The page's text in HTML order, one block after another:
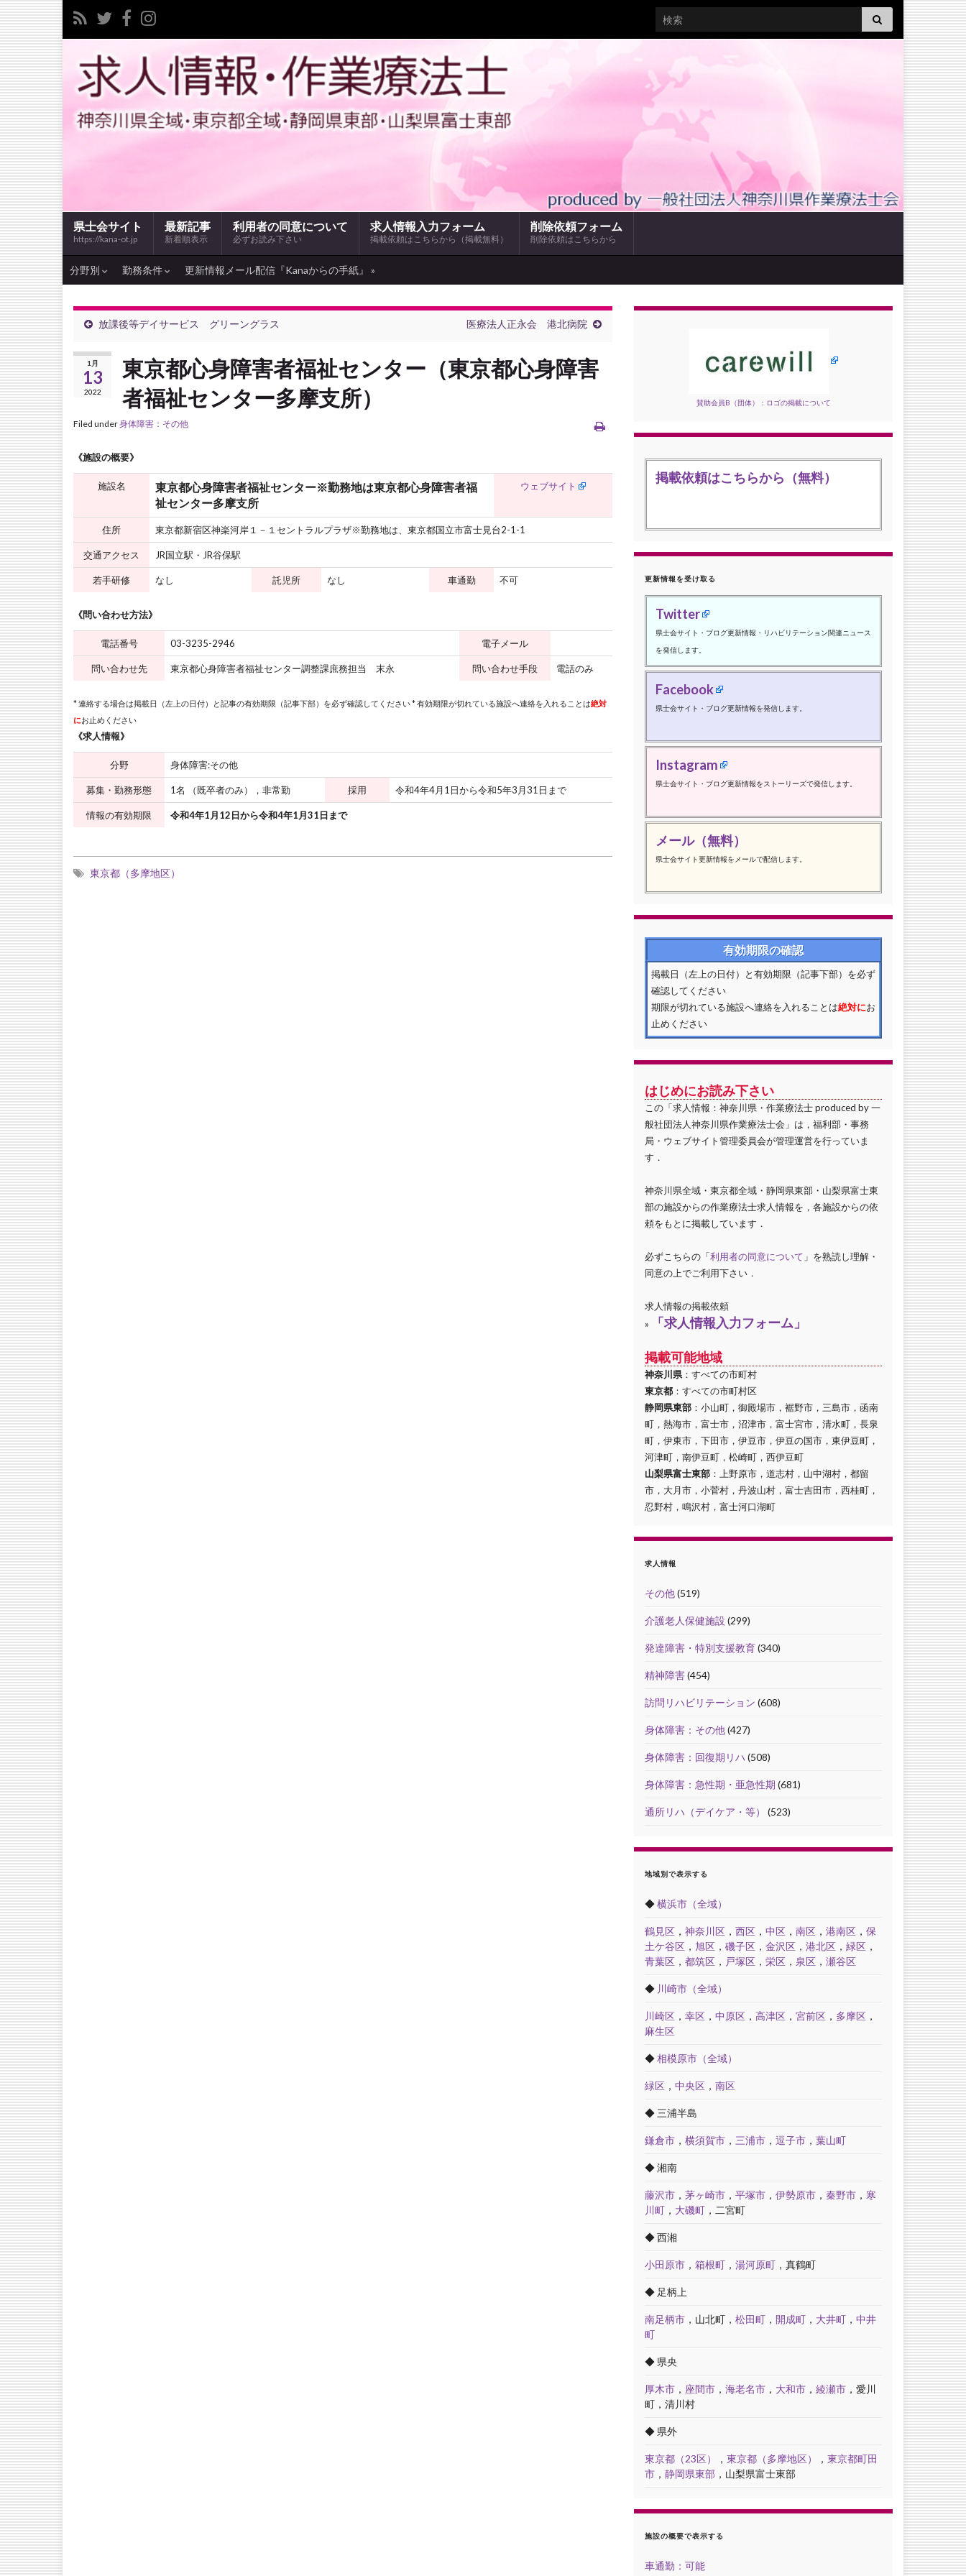
Search for:
県士会サイト
https://kana-ot.jp
最新記事
新着順表示
利用者の同意について
必ずお読み下さい
求人情報入力フォーム
掲載依頼はこちらから（掲載無料）
削除依頼フォーム
削除依頼はこちらから
分野別 勤務条件 更新情報メール配信『Kanaからの手紙』 »
放課後等デイサービス グリーングラス 医療法人正永会 港北病院
1月
13
2022
東京都心身障害者福祉センター（東京都心身障害
者福祉センター多摩支所）
Filed under身体障害：その他
《施設の概要》
施設名
東京都心身障害者福祉センター※勤務地は東京都心身障害者福
祉センター多摩支所
ウェブサイト
住所 東京都新宿区神楽河岸１－１セントラルプラザ※勤務地は、東京都国立市富士見台2-1-1
交通アクセス JR国立駅・JR谷保駅
若手研修 なし 託児所 なし 車通勤 不可
《問い合わせ方法》
電話番号 03-3235-2946 電子メール
問い合わせ先 東京都心身障害者福祉センター調整課庶務担当 末永 問い合わせ手段 電話のみ
* 連絡する場合は掲載日（左上の日付）と記事の有効期限（記事下部）を必ず確認してください * 有効期限が切れている施設へ連絡を入れることは絶対
にお止めください
《求人情報》
分野 身体障害:その他
募集・勤務形態 1名 （既卒者のみ），非常勤 採用 令和4年4月1日から令和5年3月31日まで
情報の有効期限 令和4年1月12日から令和4年1月31日まで
東京都（多摩地区）
賛助会員B（団体）：ロゴの掲載について
掲載依頼はこちらから（無料）
更新情報を受け取る
Twitter
県士会サイト・ブログ更新情報・リハビリテーション関連ニュース
を発信します。
Facebook
県士会サイト・ブログ更新情報を発信します。
Instagram
県士会サイト・ブログ更新情報をストーリーズで発信します。
メール（無料）
県士会サイト更新情報をメールで配信します。
有効期限の確認
掲載日（左上の日付）と有効期限（記事下部）を必ず
確認してください
期限が切れている施設へ連絡を入れることは絶対にお
止めください
はじめにお読み下さい
この「求人情報：神奈川県・作業療法士 produced by 一
般社団法人神奈川県作業療法士会」は，福利部・事務
局・ウェブサイト管理委員会が管理運営を行っていま
す．
神奈川県全域・東京都全域・静岡県東部・山梨県富士東
部の施設からの作業療法士求人情報を，各施設からの依
頼をもとに掲載しています．
必ずこちらの「利用者の同意について 」を熟読し理解・
同意の上でご利用下さい．
求人情報の掲載依頼
»
「求人情報入力フォーム」
掲載可能地域
神奈川県 ：すべての市町村
東京都 ：すべての市町村区
静岡県東部 ：小山町，御殿場市，裾野市，三島市，函南
町，熱海市，富士市，沼津市，富士宮市，清水町，長泉
町，伊東市，下田市，伊豆市，伊豆の国市，東伊豆町，
河津町，南伊豆町，松崎町，西伊豆町
山梨県富士東部 ：上野原市，道志村，山中湖村，都留
市，大月市，小菅村，丹波山村，富士吉田市，西桂町，
忍野村，鳴沢村，富士河口湖町
求人情報
その他(519)
介護老人保健施設 (299)
発達障害・特別支援教育(340)
精神障害(454)
訪問リハビリテーション (608)
身体障害：その他(427)
身体障害：回復期リハ (508)
身体障害：急性期・亜急性期 (681)
通所リハ（デイケア・等） (523)
地域別で表示する
◆横浜市（全域）
鶴見区 ， 神奈川区 ， 西区 ， 中区 ， 南区 ， 港南区 ， 保
土ケ谷区 ， 旭区 ， 磯子区 ， 金沢区 ， 港北区 ， 緑区 ，
青葉区 ， 都筑区 ， 戸塚区 ， 栄区 ， 泉区 ， 瀬谷区
◆ 川崎市（全域）
川崎区 ， 幸区 ， 中原区 ， 高津区 ， 宮前区 ， 多摩区 ，
麻生区
◆相模原市（全域）
緑区 ， 中央区 ， 南区
◆ 三浦半島
鎌倉市 ， 横須賀市 ， 三浦市 ， 逗子市 ， 葉山町
◆ 湘南
藤沢市 ， 茅ヶ崎市 ， 平塚市 ， 伊勢原市 ， 秦野市 ， 寒
川町 ， 大磯町 ，二宮町
◆ 西湘
小田原市 ， 箱根町 ， 湯河原町 ，真鶴町
◆ 足柄上
南足柄市 ，山北町， 松田町 ， 開成町 ， 大井町 ， 中井
町
◆ 県央
厚木市 ， 座間市 ， 海老名市 ， 大和市 ， 綾瀬市 ，愛川
町，清川村
◆ 県外
東京都（23区） ， 東京都（多摩地区） ， 東京都町田
市 ， 静岡県東部 ，山梨県富士東部
施設の概要で表示する
車通勤：可能